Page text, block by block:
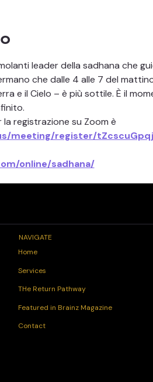
leader della sadhana che
e il Cielo – è più sottile. È il
registrazione su Zoom è
meeting/register/
online/sadhana/
NAVIGATE
Home
Services
THe Return Pathway
Featured in Brainz Magazine
Contact